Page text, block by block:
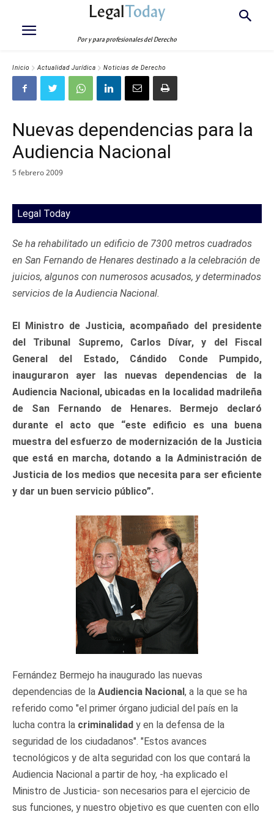
LegalToday
Por y para profesionales del Derecho
Inicio Actualidad Jurídica Noticias de Derecho
Nuevas dependencias para la
Audiencia Nacional
5 febrero 2009
Legal Today
Se ha rehabilitado un edificio de 7300 metros cuadrados
en San Fernando de Henares destinado a la celebración de
juicios, algunos con numerosos acusados, y determinados
servicios de la Audiencia Nacional.
El Ministro de Justicia, acompañado del presidente
del Tribunal Supremo, Carlos Dívar, y del Fiscal
General del Estado, Cándido Conde Pumpido,
inauguraron ayer las nuevas dependencias de la
Audiencia Nacional, ubicadas en la localidad madrileña
de San Fernando de Henares. Bermejo declaró
durante el acto que “este edificio es una buena
muestra del esfuerzo de modernización de la Justicia
que está en marcha, dotando a la Administración de
Justicia de los medios que necesita para ser eficiente
y dar un buen servicio público”.
Fernández Bermejo ha inaugurado las nuevas
dependencias de la Audiencia Nacional, a la que se ha
referido como "el primer órgano judicial del país en la
lucha contra la criminalidad y en la defensa de la
seguridad de los ciudadanos". "Estos avances
tecnológicos y de alta seguridad con los que contará la
Audiencia Nacional a partir de hoy, -ha explicado el
Ministro de Justicia- son necesarios para el ejercicio de
sus funciones, y nuestro objetivo es que cuenten con ello